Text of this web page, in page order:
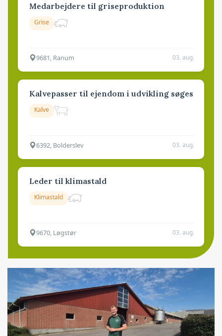
Medarbejdere til griseproduktion
Grise
9681, Ranum 03. aug.
Kalvepasser til ejendom i udvikling søges
Kalve
6392, Bolderslev 03. aug.
Leder til klimastald
Klimastald
9670, Løgstør 03. aug.